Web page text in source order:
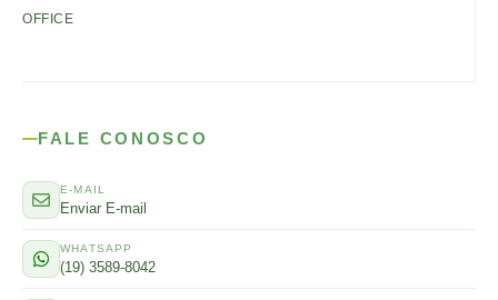
OFFICE
FALE CONOSCO
E-MAIL
Enviar E-mail
WHATSAPP
(19) 3589-8042